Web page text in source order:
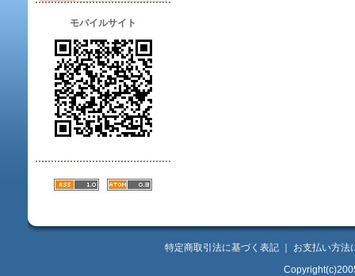
モバイルサイト
特定商取引法に基づく表記
お支払い方法